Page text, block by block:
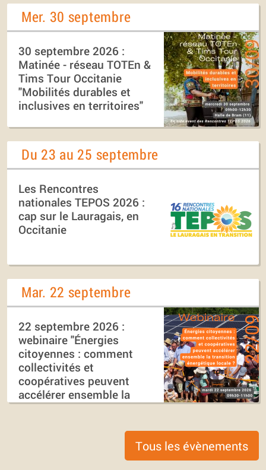
Mer. 30 septembre
30 septembre 2026 :
Matinée - réseau TOTEn &
Tims Tour Occitanie
"Mobilités durables et
inclusives en territoires"
Du 23 au 25 septembre
Les Rencontres
nationales TEPOS 2026 :
cap sur le Lauragais, en
Occitanie
Mar. 22 septembre
22 septembre 2026 :
webinaire "Énergies
citoyennes : comment
collectivités et
coopératives peuvent
accélérer ensemble la
transition énergétique
Tous les évènements